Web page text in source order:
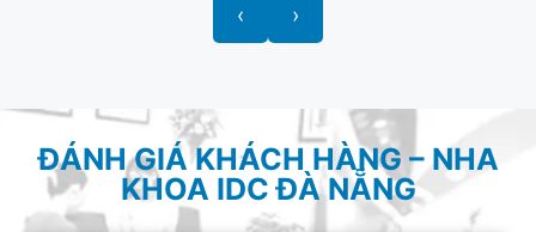
‹ ›
ĐÁNH GIÁ KHÁCH HÀNG – NHA
KHOA IDC ĐÀ NẴNG